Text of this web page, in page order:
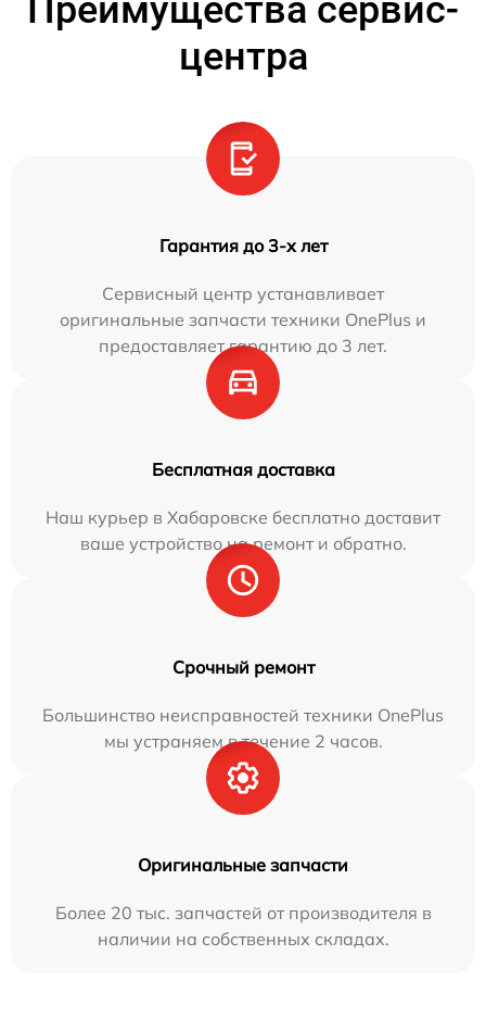
Преимущества сервис-
центра
Гарантия до 3-х лет
Сервисный центр устанавливает
оригинальные запчасти техники OnePlus и
предоставляет гарантию до 3 лет.
Бесплатная доставка
Наш курьер в Хабаровске бесплатно доставит
ваше устройство на ремонт и обратно.
Срочный ремонт
Большинство неисправностей техники OnePlus
мы устраняем в течение 2 часов.
Оригинальные запчасти
Более 20 тыс. запчастей от производителя в
наличии на собственных складах.